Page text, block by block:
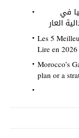
في
العار
Les 5
Lire en 2026
Morocco’s
plan or a